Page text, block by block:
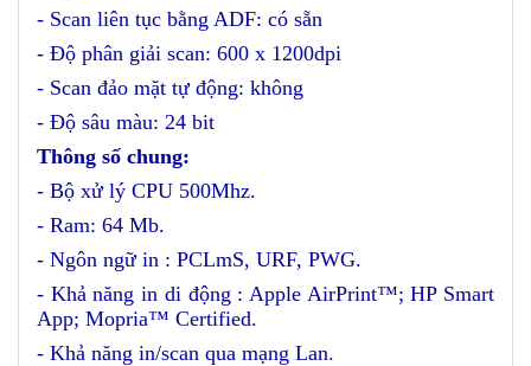
- Scan liên tục bằng ADF: có sẵn
- Độ phân giải scan: 600 x 1200dpi
- Scan đảo mặt tự động: không
- Độ sâu màu: 24 bit
Thông số chung:
- Bộ xử lý CPU 500Mhz.
- Ram: 64 Mb.
- Ngôn ngữ in : PCLmS, URF, PWG.
- Khả năng in di động : Apple AirPrint™; HP Smart
App; Mopria™ Certified.
- Khả năng in/scan qua mạng Lan.